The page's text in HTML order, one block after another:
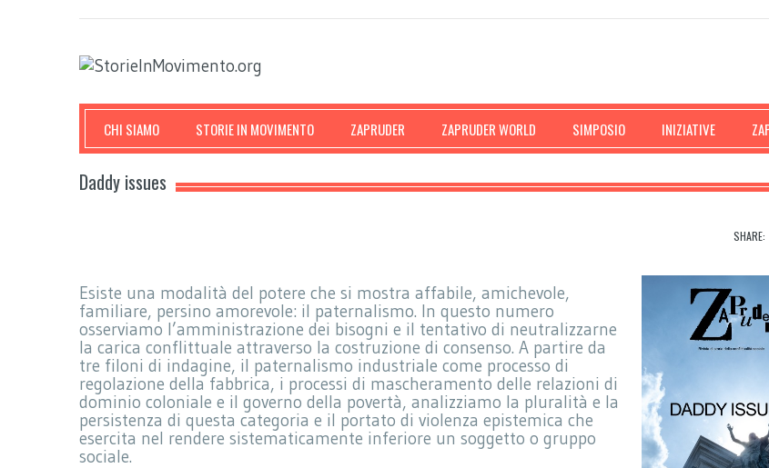
CHI SIAMO STORIE IN MOVIMENTO ZAPRUDER ZAPRUDER WORLD SIMPOSIO INIZIATIVE
Daddy issues
SHARE:
Esiste una modalità del potere che si mostra affabile, amichevole,
familiare, persino amorevole: il paternalismo. In questo numero
osserviamo l’amministrazione dei bisogni e il tentativo di neutralizzarne
la carica conflittuale attraverso la costruzione di consenso. A partire da
tre filoni di indagine, il paternalismo industriale come processo di
regolazione della fabbrica, i processi di mascheramento delle relazioni di
dominio coloniale e il governo della povertà, analizziamo la pluralità e la
persistenza di questa categoria e il portato di violenza epistemica che
esercita nel rendere sistematicamente inferiore un soggetto o gruppo
sociale.